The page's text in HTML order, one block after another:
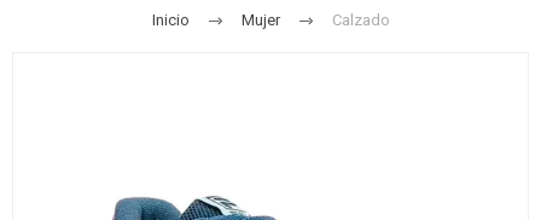
Inicio Mujer Calzado